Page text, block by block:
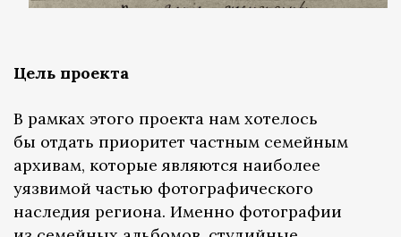
Цель проекта
В рамках этого проекта нам хотелось
бы отдать приоритет частным семейным
архивам, которые являются наиболее
уязвимой частью фотографического
наследия региона. Именно фотографии